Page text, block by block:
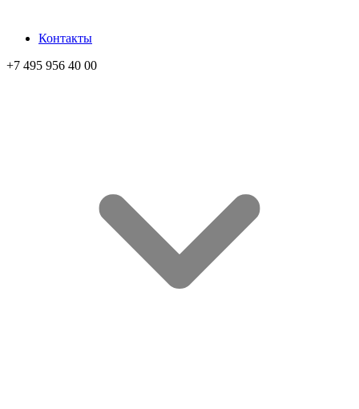
Контакты
+7 495 956 40 00